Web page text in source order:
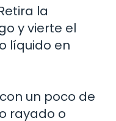
la
y vierte el
líquido en
un poco de
rayado o